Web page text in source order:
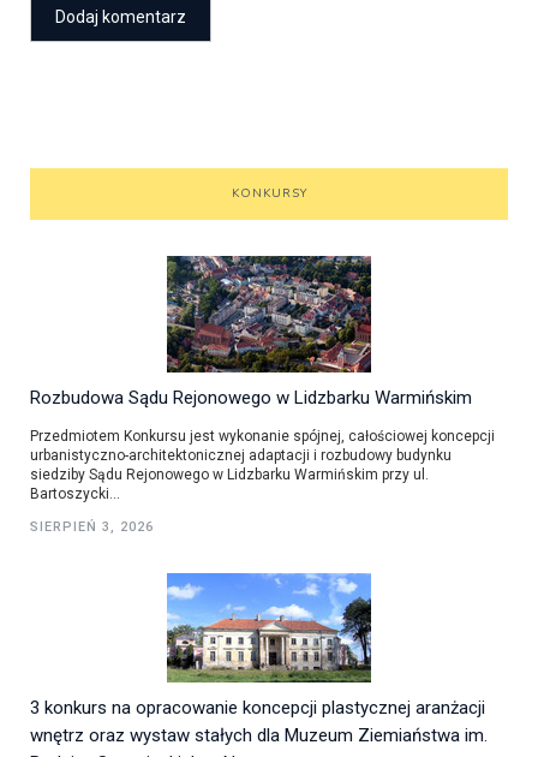
KONKURSY
Rozbudowa Sądu Rejonowego w Lidzbarku Warmińskim
Przedmiotem Konkursu jest wykonanie spójnej, całościowej koncepcji
urbanistyczno-architektonicznej adaptacji i rozbudowy budynku
siedziby Sądu Rejonowego w Lidzbarku Warmińskim przy ul.
Bartoszycki...
SIERPIEŃ 3, 2026
3 konkurs na opracowanie koncepcji plastycznej aranżacji
wnętrz oraz wystaw stałych dla Muzeum Ziemiaństwa im.